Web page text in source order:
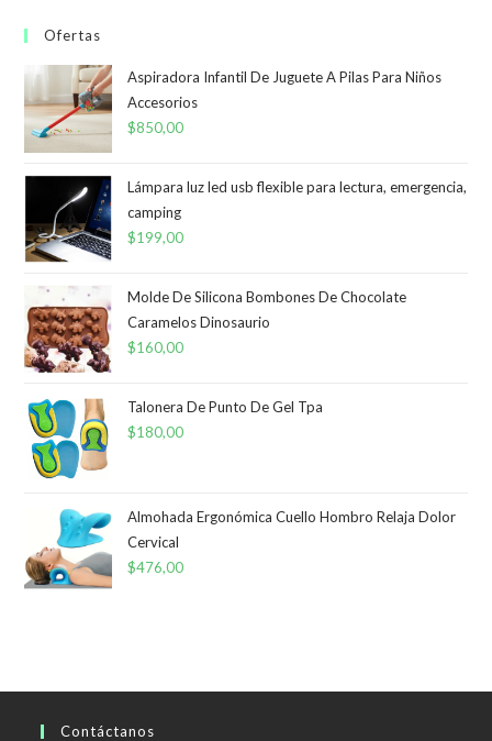
Ofertas
Aspiradora Infantil De Juguete A Pilas Para Niños
Accesorios
$850,00
Lámpara luz led usb flexible para lectura, emergencia,
camping
$199,00
Molde De Silicona Bombones De Chocolate
Caramelos Dinosaurio
$160,00
Talonera De Punto De Gel Tpa
$180,00
Almohada Ergonómica Cuello Hombro Relaja Dolor
Cervical
$476,00
Contáctanos